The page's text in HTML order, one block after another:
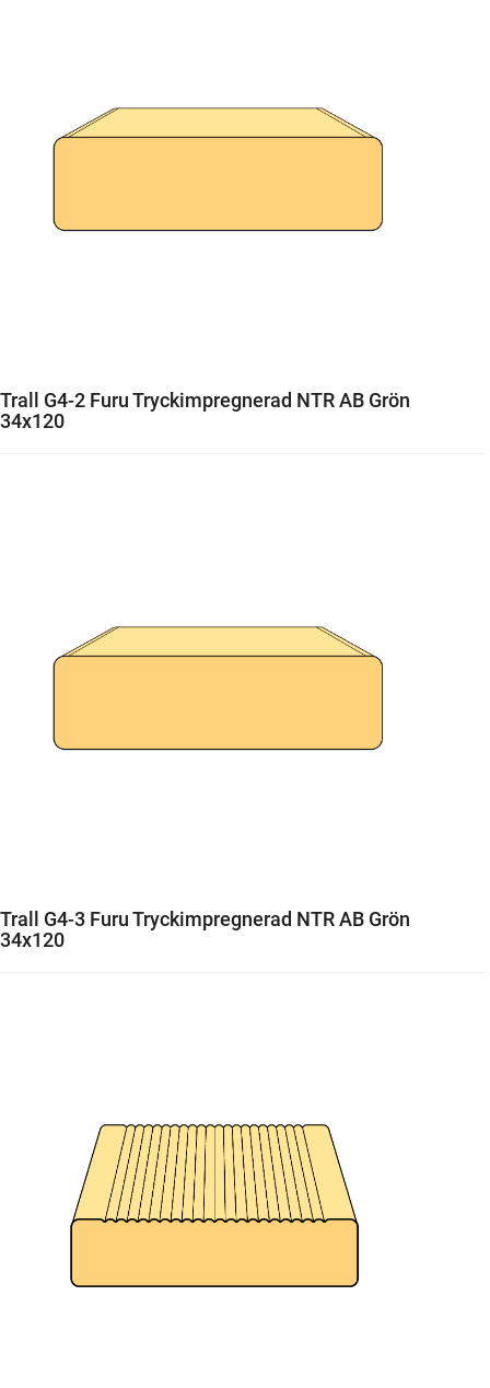
Trall G4-2 Furu Tryckimpregnerad NTR AB Grön
34x120
Trall G4-3 Furu Tryckimpregnerad NTR AB Grön
34x120